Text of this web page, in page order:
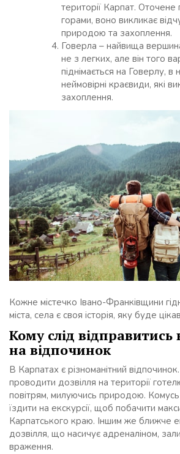
території Карпат. Оточене
горами, воно викликає
природою та захоплення.
Говерла – найвища
не з легких, але він того
піднімається на Говерлу,
неймовірні краєвиди, які
захоплення.
Кожне містечко Івано-Франківщини
міста, села є своя історія, яку буде
Кому слід
на відпочинок
В Карпатах є різноманітний
проводити дозвілля на території
повітрям, милуючись природою.
їздити на екскурсії, щоб побачити
Карпатського краю. Іншим же ближче
дозвілля, що насичує адреналіном,
враження.